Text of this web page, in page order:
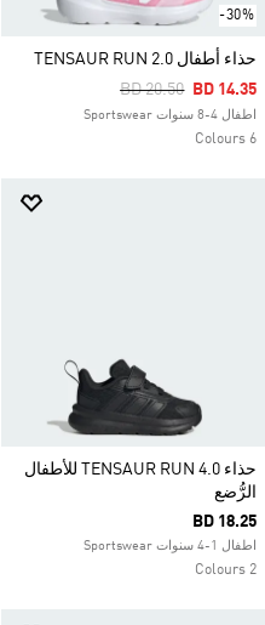
-30%
حذاء أطفال TENSAUR RUN 2.0
Price Reduced From
BD 20.50ToBD 14.35
اطفال 4-8 سنوات Sportswear
6 Colours
حذاء TENSAUR RUN 4.0 للأطفال
الرُّضع
BD 18.25
اطفال 1-4 سنوات Sportswear
2 Colours